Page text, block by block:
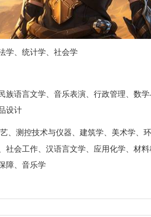
学、统计学、社会学
族语言文学、音乐表演、行政管理、数
设计
、测控技术与仪器、建筑学、美术学、
社会工作、汉语言文学、应用化学、材
障、音乐学